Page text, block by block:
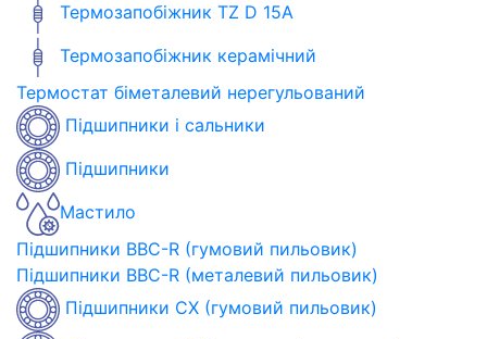
Термозапобіжник TZ D 15A
Термозапобіжник керамічний
Термостат біметалевий нерегульований
Підшипники і сальники
Підшипники
Мастило
Підшипники BBC-R (гумовий пильовик)
Підшипники BBC-R (металевий пильовик)
Підшипники CX (гумовий пильовик)